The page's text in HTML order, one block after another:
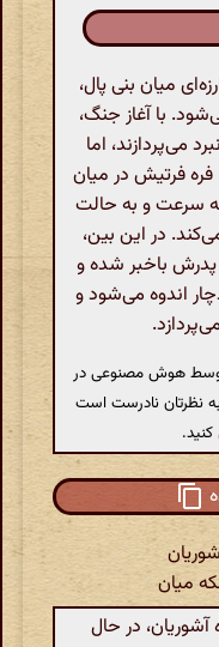
میان بنی پال،
با آغاز جنگ،
می‌پردازند، اما
فرتیش در میان
سرعت و به حالت
در این بین،
پدرش باخبر شده و
اندوه می‌شود و
هوش مصنوعی در
به نظرتان نادرست است
کنید.
میان
در حال